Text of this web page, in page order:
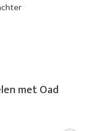
op
Oad
met Oad